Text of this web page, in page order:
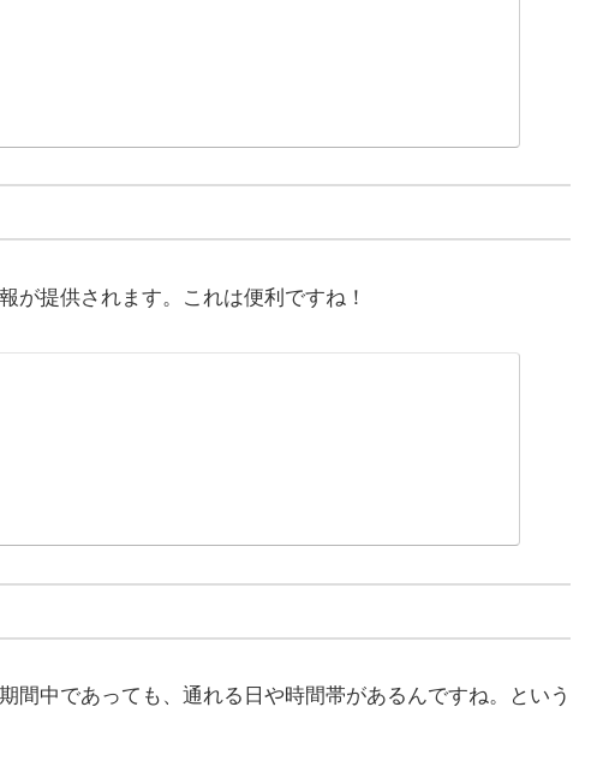
が提供されます。これは便利ですね！
間中であっても、通れる日や時間帯があるんですね。という